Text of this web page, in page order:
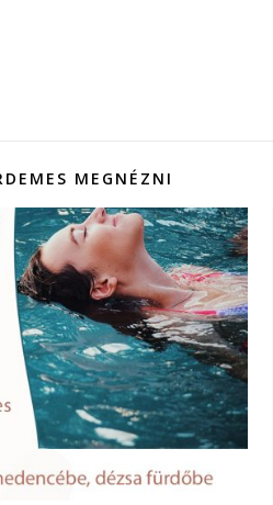
MEGNÉZNI